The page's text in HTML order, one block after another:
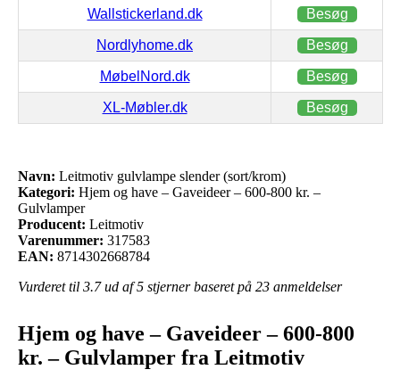
Wallstickerland.dk Besøg
Nordlyhome.dk Besøg
MøbelNord.dk Besøg
XL-Møbler.dk Besøg
Navn: Leitmotiv gulvlampe slender (sort/krom)
Kategori: Hjem og have – Gaveideer – 600-800 kr. –
Gulvlamper
Producent: Leitmotiv
Varenummer: 317583
EAN: 8714302668784
Vurderet til 3.7ud af 5 stjerner baseret på 23 anmeldelser
Hjem og have – Gaveideer – 600-800
kr. – Gulvlamper fra Leitmotiv